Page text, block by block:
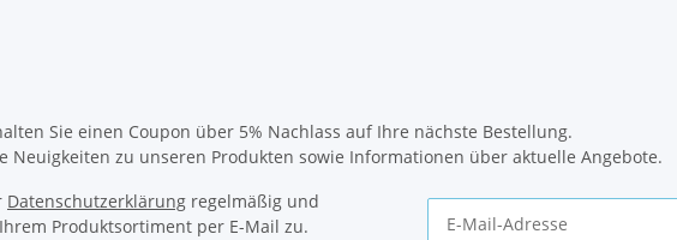
Sie einen Coupon über 5% Nachlass auf Ihre nächste Bestellung.
zu unseren Produkten sowie Informationen über aktuelle Angebote.
Datenschutzerklärung regelmäßig und
Produktsortiment per E-Mail zu.